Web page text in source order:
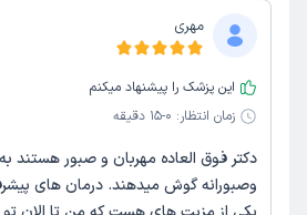
مهری
این پزشک را پیشنهاد میکنم
زمان انتظار: 0-15 دقیقه
دکتر فوق العاده مهربان و صبور هستند
وصبورانه گوش میدهند. درمان های